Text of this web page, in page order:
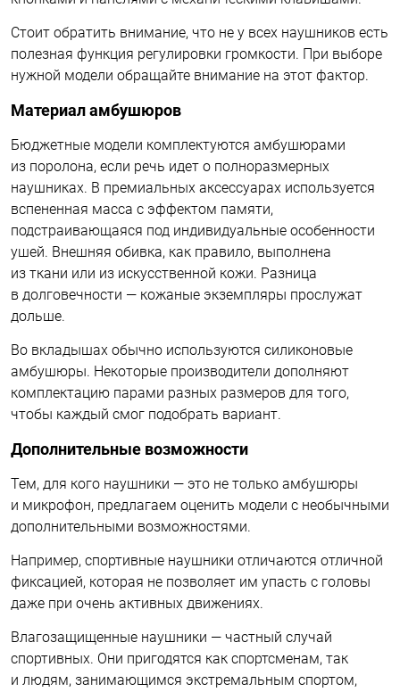
Стоит обратить внимание, что не у всех наушников есть
полезная функция регулировки громкости. При выборе
нужной модели обращайте внимание на этот фактор.
Материал амбушюров
Бюджетные модели комплектуются амбушюрами
из поролона, если речь идет о полноразмерных
наушниках. В премиальных аксессуарах используется
вспененная масса с эффектом памяти,
подстраивающаяся под индивидуальные особенности
ушей. Внешняя обивка, как правило, выполнена
из ткани или из искусственной кожи. Разница
в долговечности — кожаные экземпляры прослужат
дольше.
Во вкладышах обычно используются силиконовые
амбушюры. Некоторые производители дополняют
комплектацию парами разных размеров для того,
чтобы каждый смог подобрать вариант.
Дополнительные возможности
Тем, для кого наушники — это не только амбушюры
и микрофон, предлагаем оценить модели с необычными
дополнительными возможностями.
Например, спортивные наушники отличаются отличной
фиксацией, которая не позволяет им упасть с головы
даже при очень активных движениях.
Влагозащищенные наушники — частный случай
спортивных. Они пригодятся как спортсменам, так
и людям, занимающимся экстремальным спортом,